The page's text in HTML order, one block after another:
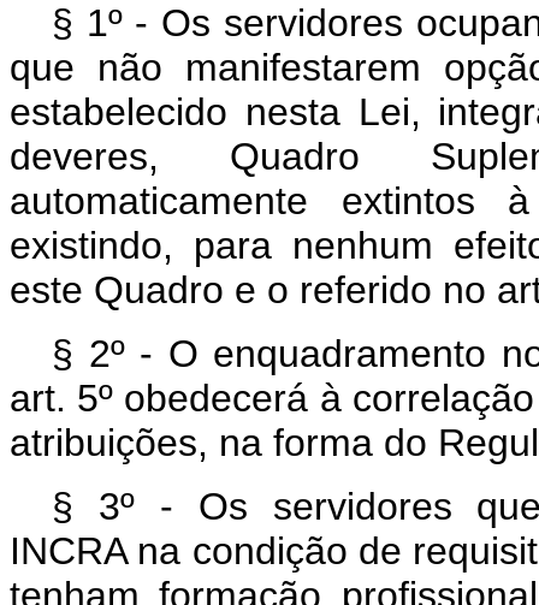
§ 1º - Os servidores
que não manifestarem
estabelecido nesta Lei,
deveres, Quadro
automaticamente
existindo, para nenhum
este Quadro e o referido no
§ 2º - O enquadramento
art. 5º obedecerá à
atribuições, na forma do
§ 3º - Os servidores
INCRA na condição de
tenham formação